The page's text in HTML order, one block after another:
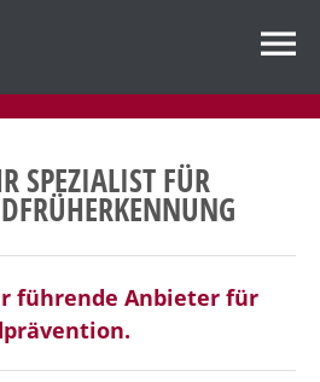
SPEZIALIST FÜR
führende Anbieter für